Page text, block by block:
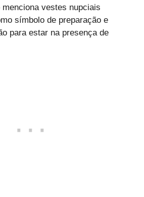
menciona vestes nupciais
símbolo de preparação e
para estar na presença de